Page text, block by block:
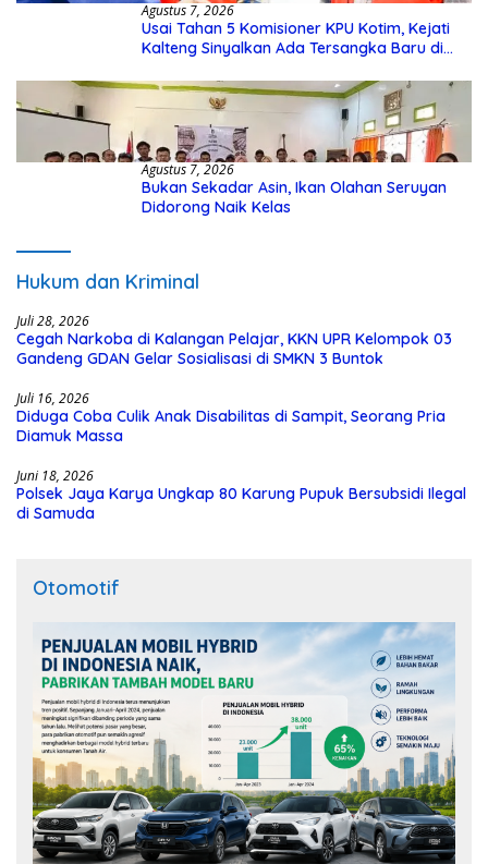
Agustus 7, 2026
Usai Tahan 5 Komisioner KPU Kotim, Kejati
Kalteng Sinyalkan Ada Tersangka Baru di
Agustus 7, 2026
Bukan Sekadar Asin, Ikan Olahan Seruyan
Didorong Naik Kelas
Hukum dan Kriminal
Juli 28, 2026
Cegah Narkoba di Kalangan Pelajar, KKN UPR Kelompok 03
Gandeng GDAN Gelar Sosialisasi di SMKN 3 Buntok
Juli 16, 2026
Diduga Coba Culik Anak Disabilitas di Sampit, Seorang Pria
Diamuk Massa
Juni 18, 2026
Polsek Jaya Karya Ungkap 80 Karung Pupuk Bersubsidi Ilegal
di Samuda
Otomotif